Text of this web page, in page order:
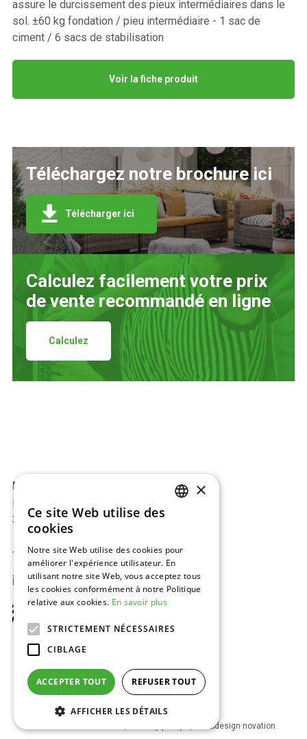
assure le durcissement des pieux intermédiaires dans le
sol. ±60 kg fondation / pieu intermédiaire - 1 sac de
ciment / 6 sacs de stabilisation
Voir la fiche produit
Téléchargez notre brochure ici
Télécharger ici
Calculez facilement votre prix
de vente recommandé en ligne
Calculez
BAJ-Beton™
3530 Houthalen, Belgique
Tel:+32 11 34 08 50
info@baj.be
bottom
Webdesign novation
Visit
us
on
Visit
us
on
Visit
us
on
on
GERMAN
×
Ce site Web utilise des
cookies
Notre site Web utilise des cookies pour
améliorer l'expérience utilisateur. En
utilisant notre site Web, vous acceptez tous
les cookies conformément à notre Politique
relative aux cookies. En savoir plus
STRICTEMENT NÉCESSAIRES
CIBLAGE
ACCEPTER TOUT REFUSER TOUT
AFFICHER LES DÉTAILS